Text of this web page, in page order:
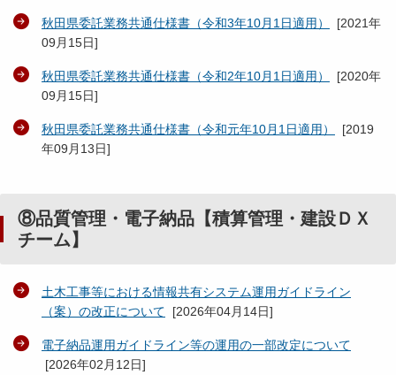
秋田県委託業務共通仕様書（令和3年10月1日適用） [2021年
09月15日]
秋田県委託業務共通仕様書（令和2年10月1日適用） [2020年
09月15日]
秋田県委託業務共通仕様書（令和元年10月1日適用） [2019
年09月13日]
⑧品質管理・電子納品【積算管理・建設ＤＸ
チーム】
土木工事等における情報共有システム運用ガイドライン
（案）の改正について [2026年04月14日]
電子納品運用ガイドライン等の運用の一部改定について
[2026年02月12日]